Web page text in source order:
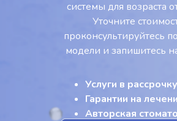
системы для возраста
Уточните
проконсультируйтесь
модели и запишитесь
Услуги в рассрочку
Гарантии на
Авторская